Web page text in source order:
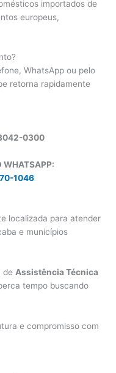
importados de
europeus,
WhatsApp ou pelo
retorna rapidamente
3042-0300
WHATSAPP:
1046
localizada para atender
e municípios
de Assistência Técnica
tempo buscando
e compromisso com